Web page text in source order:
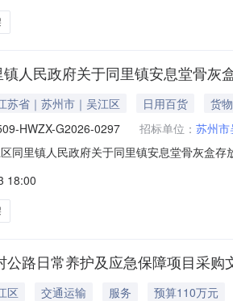
人民政府关于同里镇安息堂骨灰
苏省｜苏州市｜吴江区 日用百货
货物
HWZX-G2026-0297 招标单位： 苏州
同里镇人民政府关于同里镇安息堂骨灰盒
元四、主要标的信息货物类名称1：骨灰存
18:00
公路日常养护及应急保障项目采购
区 交通运输 服务
预算110万元